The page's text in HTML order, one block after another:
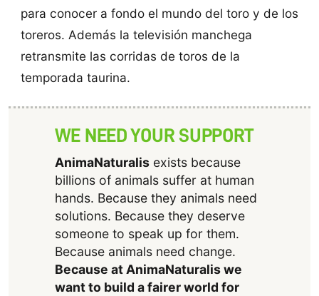
para conocer a fondo el mundo del toro y de los
toreros. Además la televisión manchega
retransmite las corridas de toros de la
temporada taurina.
WE NEED YOUR SUPPORT
AnimaNaturalisexists because
billions of animals suffer at human
hands. Because they animals need
solutions. Because they deserve
someone to speak up for them.
Because animals need change.
Because at AnimaNaturalis we
want to build a fairer world for